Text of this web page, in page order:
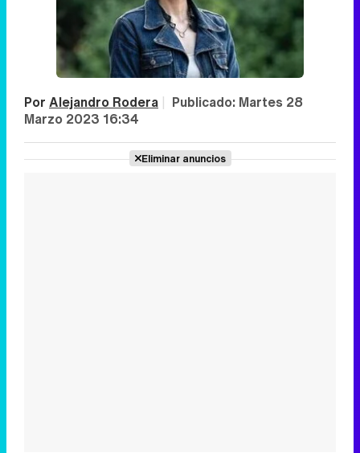
Por Alejandro Rodera | Publicado: Martes 28
Marzo 2023 16:34
Eliminar anuncios